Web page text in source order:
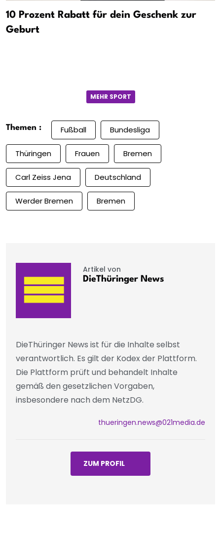
10 Prozent Rabatt für dein Geschenk zur
Geburt
MEHR SPORT
Themen : Fußball Bundesliga
Thüringen Frauen Bremen
Carl Zeiss Jena Deutschland
Werder Bremen Bremen
Artikel von
DieThüringer News
DieThüringer News ist für die Inhalte selbst
verantwortlich. Es gilt der Kodex der Plattform.
Die Plattform prüft und behandelt Inhalte
gemäß den gesetzlichen Vorgaben,
insbesondere nach dem NetzDG.
thueringen.news@021media.de
ZUM PROFIL